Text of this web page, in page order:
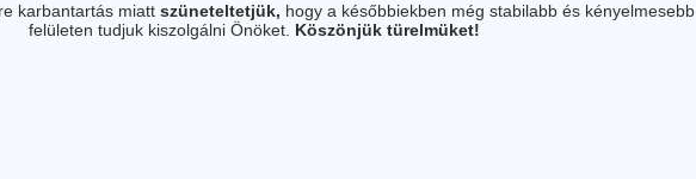
karbantartás miatt szüneteltetjük, hogy a későbbiekben még stabilabb és kényelmesebb
felületen tudjuk kiszolgálni Önöket. Köszönjük türelmüket!